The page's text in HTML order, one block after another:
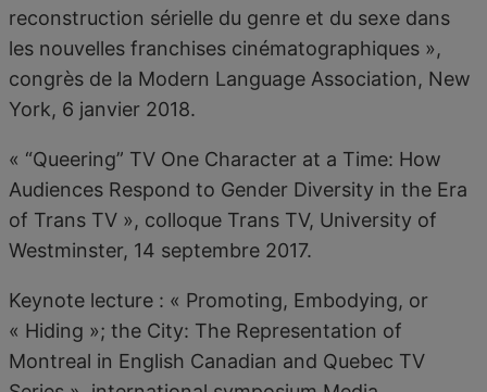
reconstruction sérielle du genre et du sexe dans
les nouvelles franchises cinématographiques »,
congrès de la Modern Language Association, New
York, 6 janvier 2018.
« “Queering” TV One Character at a Time: How
Audiences Respond to Gender Diversity in the Era
of Trans TV », colloque Trans TV, University of
Westminster, 14 septembre 2017.
Keynote lecture : « Promoting, Embodying, or
« Hiding »; the City: The Representation of
Montreal in English Canadian and Quebec TV